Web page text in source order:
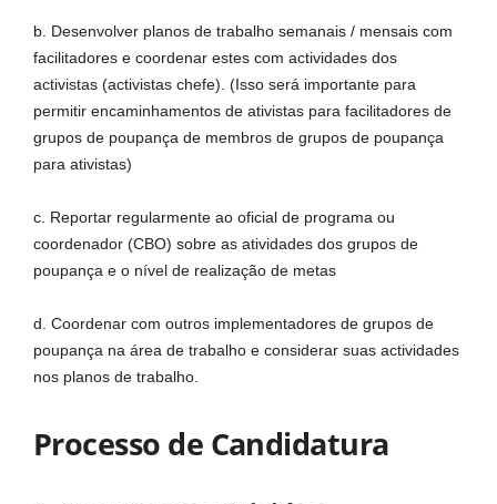
b. Desenvolver planos de trabalho semanais / mensais com
facilitadores e coordenar estes com actividades dos
activistas (activistas chefe). (Isso será importante para
permitir encaminhamentos de ativistas para facilitadores de
grupos de poupança de membros de grupos de poupança
para ativistas)
c. Reportar regularmente ao oficial de programa ou
coordenador (CBO) sobre as atividades dos grupos de
poupança e o nível de realização de metas
d. Coordenar com outros implementadores de grupos de
poupança na área de trabalho e considerar suas actividades
nos planos de trabalho.
Processo de Candidatura